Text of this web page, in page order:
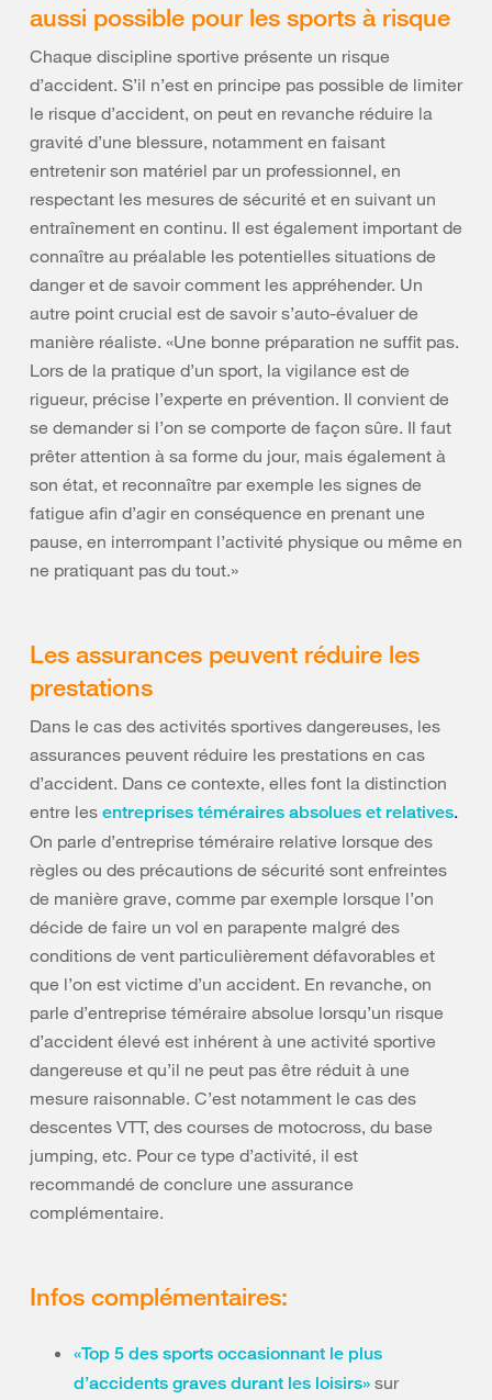
aussi possible pour les sports à risque
Chaque discipline sportive présente un risque
d’accident. S’il n’est en principe pas possible de limiter
le risque d’accident, on peut en revanche réduire la
gravité d’une blessure, notamment en faisant
entretenir son matériel par un professionnel, en
respectant les mesures de sécurité et en suivant un
entraînement en continu. Il est également important de
connaître au préalable les potentielles situations de
danger et de savoir comment les appréhender. Un
autre point crucial est de savoir s’auto-évaluer de
manière réaliste. «Une bonne préparation ne suffit pas.
Lors de la pratique d’un sport, la vigilance est de
rigueur, précise l’experte en prévention. Il convient de
se demander si l’on se comporte de façon sûre. Il faut
prêter attention à sa forme du jour, mais également à
son état, et reconnaître par exemple les signes de
fatigue afin d’agir en conséquence en prenant une
pause, en interrompant l’activité physique ou même en
ne pratiquant pas du tout.»
Les assurances peuvent réduire les
prestations
Dans le cas des activités sportives dangereuses, les
assurances peuvent réduire les prestations en cas
d’accident. Dans ce contexte, elles font la distinction
entre les entreprises téméraires absolues et relatives.
On parle d’entreprise téméraire relative lorsque des
règles ou des précautions de sécurité sont enfreintes
de manière grave, comme par exemple lorsque l’on
décide de faire un vol en parapente malgré des
conditions de vent particulièrement défavorables et
que l’on est victime d’un accident. En revanche, on
parle d’entreprise téméraire absolue lorsqu’un risque
d’accident élevé est inhérent à une activité sportive
dangereuse et qu’il ne peut pas être réduit à une
mesure raisonnable. C’est notamment le cas des
descentes VTT, des courses de motocross, du base
jumping, etc. Pour ce type d’activité, il est
recommandé de conclure une assurance
complémentaire.
Infos complémentaires:
«Top 5 des sports occasionnant le plus
d’accidents graves durant les loisirs» sur